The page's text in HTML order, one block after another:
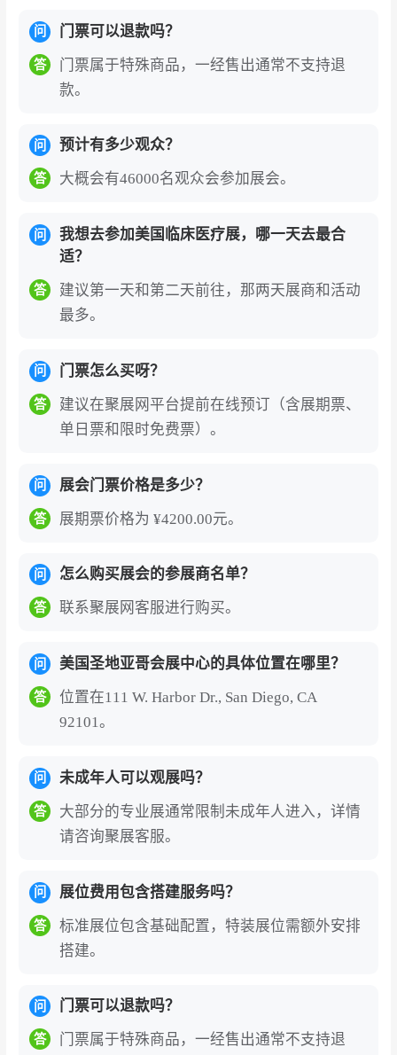
问 门票可以退款吗？
答
门票属于特殊商品，一经售出通常不支持退
款。
问 预计有多少观众？
答 大概会有46000名观众会参加展会。
问
我想去参加美国临床医疗展，哪一天去最合
适？
答
建议第一天和第二天前往，那两天展商和活动
最多。
问 门票怎么买呀？
答
建议在聚展网平台提前在线预订（含展期票、
单日票和限时免费票）。
问 展会门票价格是多少？
答 展期票价格为 ¥4200.00元。
问 怎么购买展会的参展商名单？
答 联系聚展网客服进行购买。
问 美国圣地亚哥会展中心的具体位置在哪里？
答
位置在111 W. Harbor Dr., San Diego, CA
92101。
问 未成年人可以观展吗？
答
大部分的专业展通常限制未成年人进入，详情
请咨询聚展客服。
问 展位费用包含搭建服务吗？
答
标准展位包含基础配置，特装展位需额外安排
搭建。
问 门票可以退款吗？
答
门票属于特殊商品，一经售出通常不支持退